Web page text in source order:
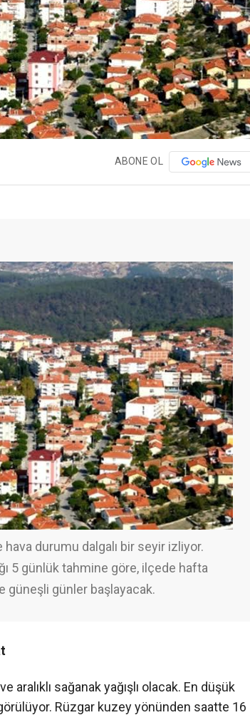
ABONE OL
hava durumu dalgalı bir seyir izliyor.
5 günlük tahmine göre, ilçede hafta
güneşli günler başlayacak.
sağanak yağışlı olacak. En düşük
Rüzgar kuzey yönünden saatte 16